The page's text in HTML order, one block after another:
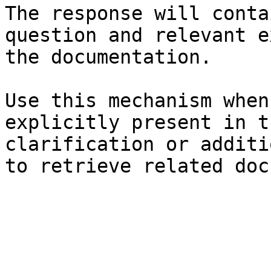
The response will
question and relevant
the documentation.
Use this mechanism
explicitly present in
clarification or